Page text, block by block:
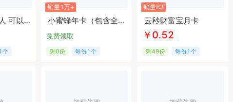
招募币安助力人 可以开20%返佣
个
销量1万+
小蜜蜂年卡（包含全部类别）
免费领取
剩0份 每份1个
销量83
云秒财富宝月卡
￥0.52
剩49份 每份1个